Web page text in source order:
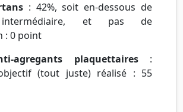
: 42%, soit en-dessous de
intermédiaire, et pas de
: 0 point
agregants plaquettaires:
(tout juste) réalisé : 55